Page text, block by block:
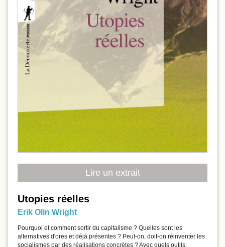
Lire un extrait
Utopies réelles
Erik Olin Wright
Pourquoi et comment sortir du capitalisme ? Quelles sont les
alternatives d'ores et déjà présentes ? Peut-on, doit-on réinventer les
socialismes par des réalisations concrètes ? Avec quels outils,